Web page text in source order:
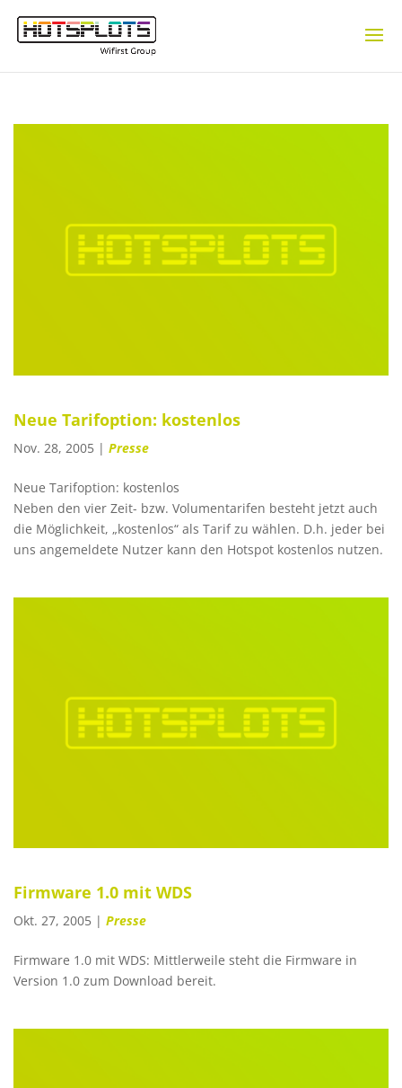
Neue Tarifoption: kostenlos
Nov. 28, 2005 | Presse
Neue Tarifoption: kostenlos
Neben den vier Zeit- bzw. Volumentarifen besteht jetzt auch
die Möglichkeit, „kostenlos“ als Tarif zu wählen. D.h. jeder bei
uns angemeldete Nutzer kann den Hotspot kostenlos nutzen.
Firmware 1.0 mit WDS
Okt. 27, 2005 | Presse
Firmware 1.0 mit WDS: Mittlerweile steht die Firmware in
Version 1.0 zum Download bereit.